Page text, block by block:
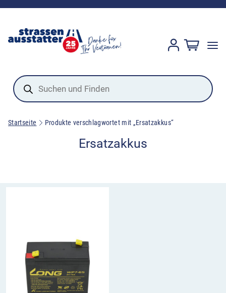
Products
search
Startseite Produkte verschlagwortet mit „Ersatzakkus“
Ersatzakkus